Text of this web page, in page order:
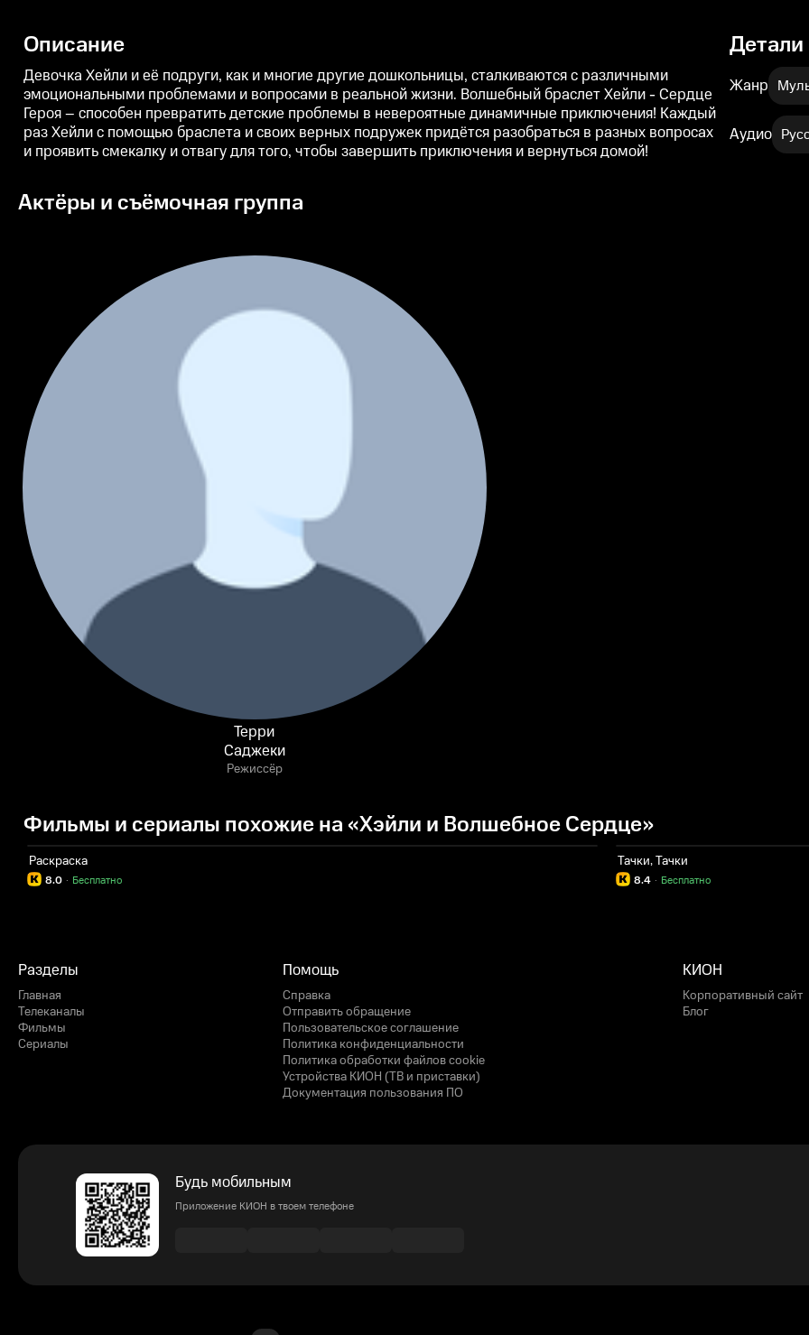
Описание
Девочка Хейли и её подруги, как и многие другие дошкольницы, сталкиваются с различными
эмоциональными проблемами и вопросами в реальной жизни. Волшебный браслет Хейли - Сердце
Героя – способен превратить детские проблемы в невероятные динамичные приключения! Каждый
раз Хейли с помощью браслета и своих верных подружек придётся разобраться в разных вопросах
и проявить смекалку и отвагу для того, чтобы завершить приключения и вернуться домой!
Детали
Жанр
Аудио
Актёры и съёмочная группа
Терри
Саджеки
Режиссёр
Фильмы и сериалы похожие на «Хэйли и Волшебное Сердце»
Раскраска
8.0 Бесплатно
·
Тачки, Тачки
8.4 Бесплатно
·
Разделы
Главная
Телеканалы
Фильмы
Сериалы
Помощь
Справка
Отправить обращение
Пользовательское соглашение
Политика конфиденциальности
Политика обработки файлов cookie
Устройства КИОН (ТВ и приставки)
Документация пользования ПО
КИОН
Корпоративный сайт
Блог
Будь мобильным
Приложение КИОН в твоем телефоне